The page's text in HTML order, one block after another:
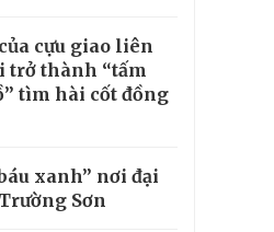
cựu giao liên
trở thành “tấm
tìm hài cốt đồng
xanh” nơi đại
Sơn